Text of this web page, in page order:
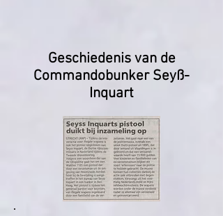
Geschiedenis van de
Commandobunker Seyß-
Inquart